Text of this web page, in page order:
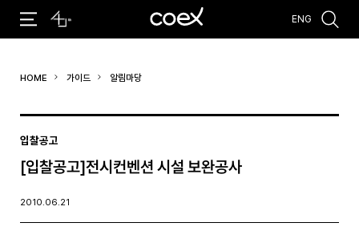
#코엑스 전시 #행사
ENG
HOME 가이드 알림마당
입찰공고
[입찰공고]전시컨벤션 시설 보완공사
2010.06.21